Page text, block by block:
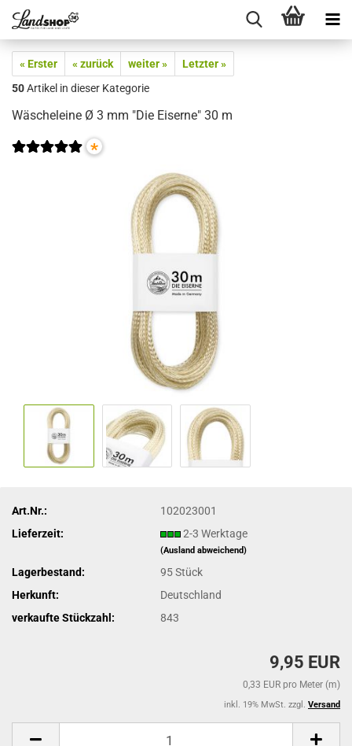
« Erster « zurück weiter »
Letzter »
50Artikel in dieser Kategorie
Wäscheleine Ø 3 mm "Die Eiserne" 30 m
*
Art.Nr.:
102023001
Lieferzeit:
2-3 Werktage
(Ausland abweichend)
Lagerbestand: 95Stück
Herkunft:
Deutschland
verkaufte Stückzahl:
843
9,95 EUR
0,33 EUR pro Meter (m)
inkl. 19% MwSt. zzgl. Versand